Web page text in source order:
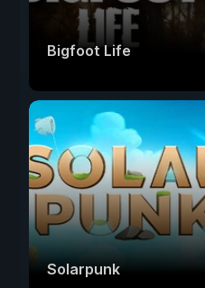
Bigfoot Life
Solarpunk